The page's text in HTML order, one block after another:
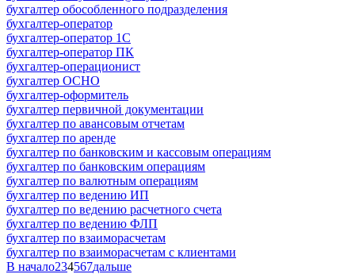
бухгалтер обособленного подразделения
бухгалтер-оператор
бухгалтер-оператор 1С
бухгалтер-оператор ПК
бухгалтер-операционист
бухгалтер ОСНО
бухгалтер-оформитель
бухгалтер первичной документации
бухгалтер по авансовым отчетам
бухгалтер по аренде
бухгалтер по банковским и кассовым операциям
бухгалтер по банковским операциям
бухгалтер по валютным операциям
бухгалтер по ведению ИП
бухгалтер по ведению расчетного счета
бухгалтер по ведению ФЛП
бухгалтер по взаиморасчетам
бухгалтер по взаиморасчетам с клиентами
В начало234567дальше